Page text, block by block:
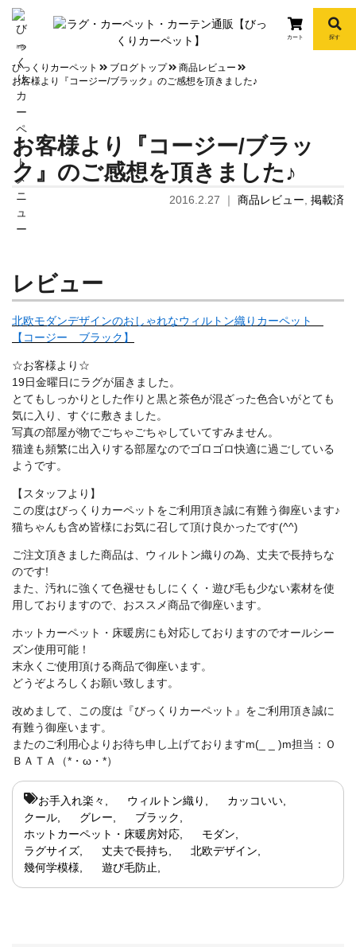
info
カート 探す
びっくりカーペット ブログトップ
商品レビュー
お客様より『コージー/ブラック』のご感想を頂きました♪
お客様より『コージー/ブラッ
ク』のご感想を頂きました♪
2016.2.27 ｜ 商品レビュー 掲載済
レビュー
北欧モダンデザインのおしゃれなウィルトン織りカーペット
【コージー ブラック】
☆お客様より☆
19日金曜日にラグが届きました。
とてもしっかりとした作りと黒と茶色が混ざった色合いがとても
気に入り、すぐに敷きました。
写真の部屋が物でごちゃごちゃしていてすみません。
猫達も頻繁に出入りする部屋なのでゴロゴロ快適に過ごしている
ようです。
【スタッフより】
この度はびっくりカーペットをご利用頂き誠に有難う御座います♪
猫ちゃんも含め皆様にお気に召して頂け良かったです(^^)
ご注文頂きました商品は、ウィルトン織りの為、丈夫で長持ちな
のです!
また、汚れに強くて色褪せもしにくく・遊び毛も少ない素材を使
用しておりますので、おススメ商品で御座います。
ホットカーペット・床暖房にも対応しておりますのでオールシー
ズン使用可能！
末永くご使用頂ける商品で御座います。
どうぞよろしくお願い致します。
改めまして、この度は『びっくりカーペット』をご利用頂き誠に
有難う御座います。
またのご利用心よりお待ち申し上げておりますm(_ _ )m担当：Ｏ
ＢＡＴＡ（*・ω・*）
お手入れ楽々 ウィルトン織り
カッコいい
クール
グレー
ブラック
ホットカーペット・床暖房対応
モダン
ラグサイズ
丈夫で長持ち
北欧デザイン
幾何学模様
遊び毛防止